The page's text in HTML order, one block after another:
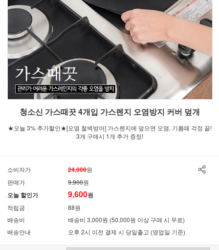
청소신 가스때끗 4개입 가스렌지 오염방지 커버 덮개
★오늘 3% 추가할인★[오염 철벽방어] 가스렌지에 덮으면 오염, 기름때 걱정 끝!
3개 구매시 1개 추가 증정!
소비자가 24,000원
판매가
9,900원
오늘 할인가 9,600원
적립금
88원
배송비
배송비 3,000원 (50,000원 이상 구매 시 무료)
배송안내
오후 2시 이전 결제 시 당일출고 (영업일 기준)